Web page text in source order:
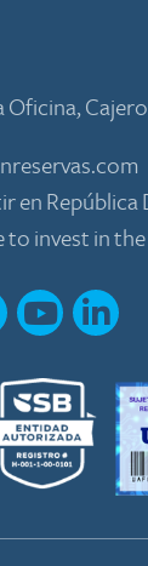
en República
to invest in